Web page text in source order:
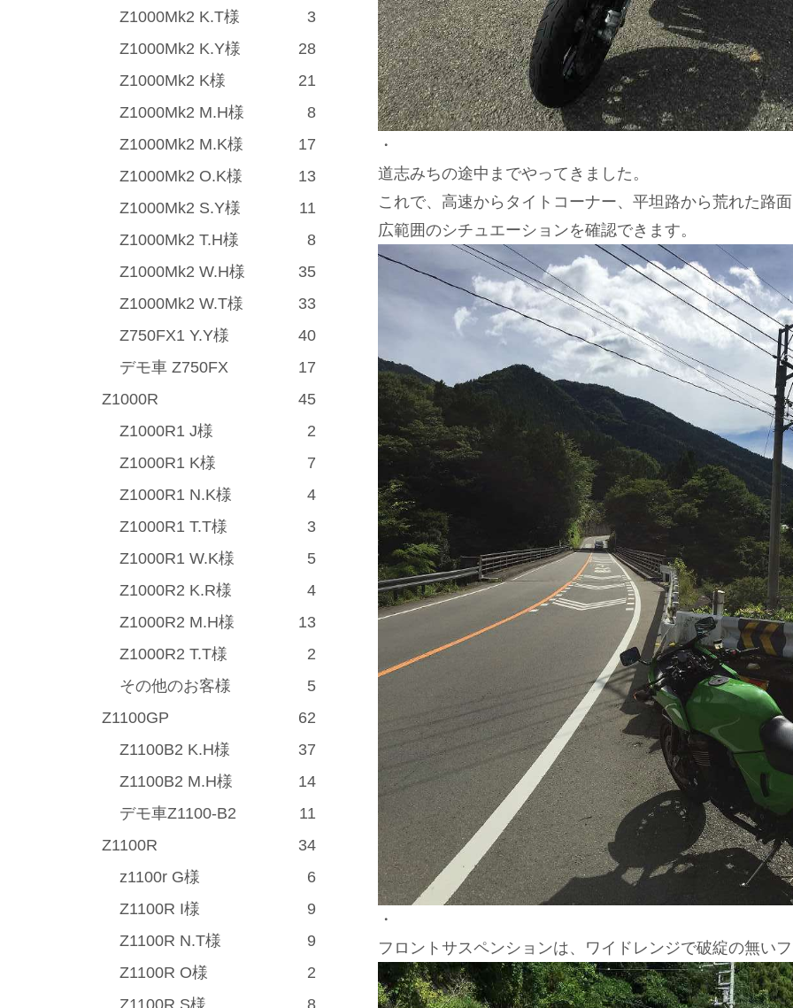
・
道志みちの途中までやってきました。
これで、高速からタイトコーナー、平坦路から荒れた路
広範囲のシチュエーションを確認できます。
・
フロントサスペンションは、ワイドレンジで破綻の無い
Z1000Mk2 K.T様
3
Z1000Mk2 K.Y様
28
Z1000Mk2 K様
21
Z1000Mk2 M.H様
8
Z1000Mk2 M.K様
17
Z1000Mk2 O.K様
13
Z1000Mk2 S.Y様
11
Z1000Mk2 T.H様
8
Z1000Mk2 W.H様
35
Z1000Mk2 W.T様
33
Z750FX1 Y.Y様
40
デモ車 Z750FX
17
Z1000R
45
Z1000R1 J様
2
Z1000R1 K様
7
Z1000R1 N.K様
4
Z1000R1 T.T様
3
Z1000R1 W.K様
5
Z1000R2 K.R様
4
Z1000R2 M.H様
13
Z1000R2 T.T様
2
その他のお客様
5
Z1100GP
62
Z1100B2 K.H様
37
Z1100B2 M.H様
14
デモ車Z1100-B2
11
Z1100R
34
z1100r G様
6
Z1100R I様
9
Z1100R N.T様
9
Z1100R O様
2
Z1100R S様
8